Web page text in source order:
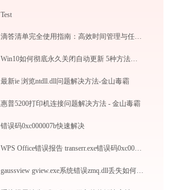
Test
滴答清单完全使用指南：高效时间管理与任务规划工具，让你的每一天井井有条
Win10如何彻底永久关闭自动更新 5种方法教你永久关闭win10自动更新
最新ie 浏览ntdll.dll问题解决方法-金山毒霸
惠普5200打印机连接问题解决方法 - 金山毒霸
错误码0xc000007b快速解决
WPS Office错误报告 transerr.exe错误码0xc000000d处理办法
gaussview gview.exe系统错误zmq.dll丢失如何解决